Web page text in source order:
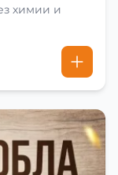
химии и